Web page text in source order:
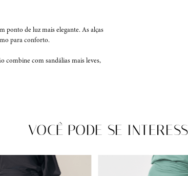
ponto de luz mais elegante. As alças
para conforto.
combine com sandálias mais leves,
VOCÊ PODE SE